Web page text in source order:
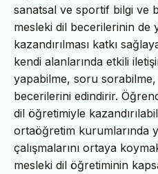
sanatsal ve sportif bilgi ve
mesleki dil becerilerinin de
kazandırılması katkı
kendi alanlarında etkili
yapabilme, soru
becerilerini edindirir.
dil öğretimiyle
ortaöğretim kurumlarında
çalışmalarını ortaya
mesleki dil öğretiminin